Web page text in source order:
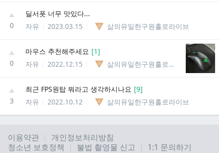
0
딜서폿 너무 맛있다...
자유
2023.03.15 삶의유일한구원홀로라이브
0
마우스 추천해주세요 [1]
자유
2022.12.15 삶의유일한구원홀로라이브
3
최근 FPS원탑 뭐라고 생각하시나요 [9]
자유
2022.10.12 삶의유일한구원홀로라이브
이용약관
개인정보처리방침
청소년 보호정책
불법 촬영물 신고 1:1 문의하기